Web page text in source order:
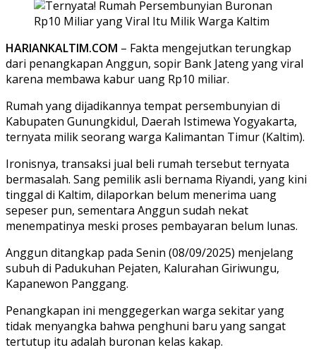
HARIANKALTIM.COM – Fakta mengejutkan terungkap
dari penangkapan Anggun, sopir Bank Jateng yang viral
karena membawa kabur uang Rp10 miliar.
Rumah yang dijadikannya tempat persembunyian di
Kabupaten Gunungkidul, Daerah Istimewa Yogyakarta,
ternyata milik seorang warga Kalimantan Timur (Kaltim).
Ironisnya, transaksi jual beli rumah tersebut ternyata
bermasalah. Sang pemilik asli bernama Riyandi, yang kini
tinggal di Kaltim, dilaporkan belum menerima uang
sepeser pun, sementara Anggun sudah nekat
menempatinya meski proses pembayaran belum lunas.
Anggun ditangkap pada Senin (08/09/2025) menjelang
subuh di Padukuhan Pejaten, Kalurahan Giriwungu,
Kapanewon Panggang.
Penangkapan ini menggegerkan warga sekitar yang
tidak menyangka bahwa penghuni baru yang sangat
tertutup itu adalah buronan kelas kakap.